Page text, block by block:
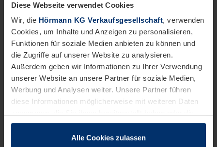
Diese Webseite verwendet Cookies
Wir, die Hörmann KG Verkaufsgesellschaft, verwenden
Cookies, um Inhalte und Anzeigen zu personalisieren,
Funktionen für soziale Medien anbieten zu können und
die Zugriffe auf unserer Website zu analysieren.
Außerdem geben wir Informationen zu Ihrer Verwendung
unserer Website an unsere Partner für soziale Medien,
Werbung und Analysen weiter. Unsere Partner führen
diese Informationen möglicherweise mit weiteren Daten
sie im Rahmen Ihrer Nutzung der Dienste gesammelt
Alle Cookies zulassen